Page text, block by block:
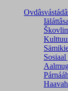
Haavah